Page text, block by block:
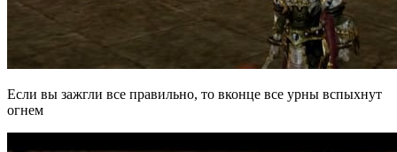
Если вы зажгли все правильно, то вконце все урны вспыхнут
огнем